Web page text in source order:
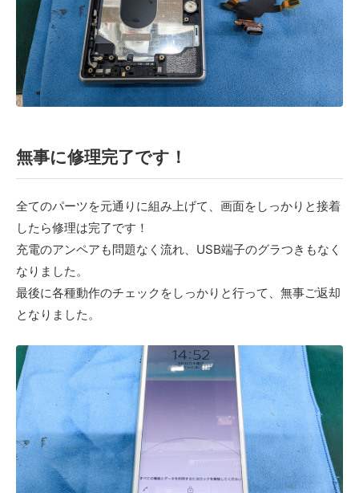
無事に修理完了です！
全てのパーツを元通りに組み上げて、画面をしっかりと接着
したら修理は完了です！
充電のアンペアも問題なく流れ、USB端子のグラつきもなく
なりました。
最後に各種動作のチェックをしっかりと行って、無事ご返却
となりました。